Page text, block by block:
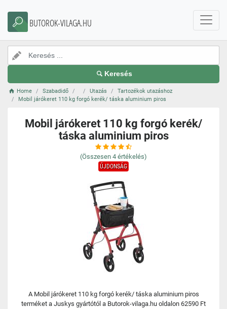
BUTOROK-VILAGA.HU
Keresés
Home Szabadidő Utazás
Tartozékok utazáshoz
Mobil járókeret 110 kg forgó kerék/ táska aluminium piros
Mobil járókeret 110 kg forgó kerék/
táska aluminium piros
(Összesen 4 értékelés)
ÚJDONSÁG
A Mobil járókeret 110 kg forgó kerék/ táska aluminium piros
terméket a Juskys gyártótól a Butorok-vilaga.hu oldalon 62590 Ft